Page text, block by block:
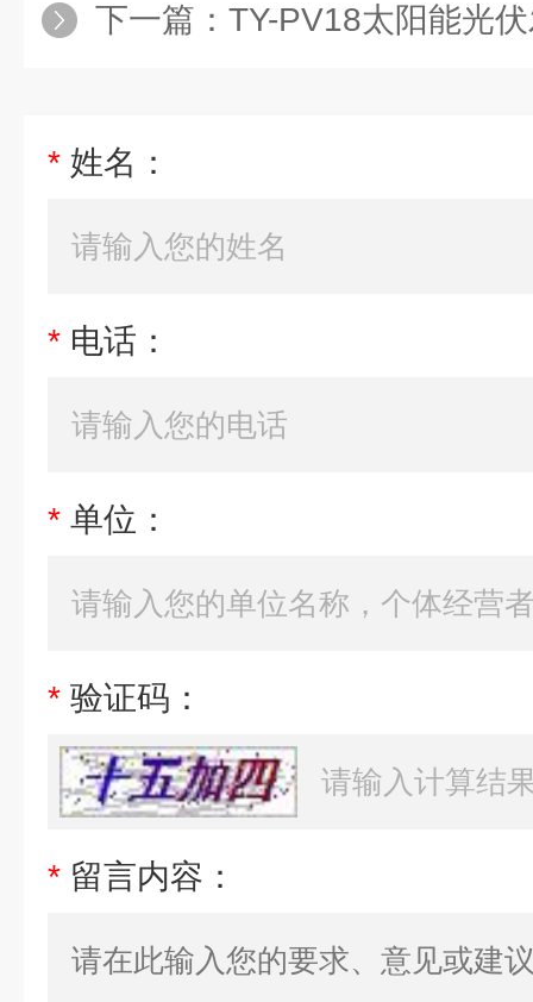
下一篇： TY-PV18太阳能光伏发电系统
* 姓名：
* 电话：
* 单位：
* 验证码：
* 留言内容：